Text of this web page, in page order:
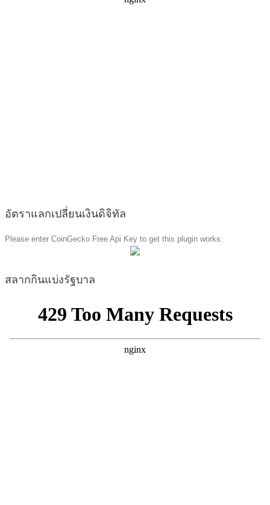
อัตราแลกเปลี่ยนเงินดิจิทัล
Please enter CoinGecko Free Api Key to get this plugin works.
สลากกินแบ่งรัฐบาล